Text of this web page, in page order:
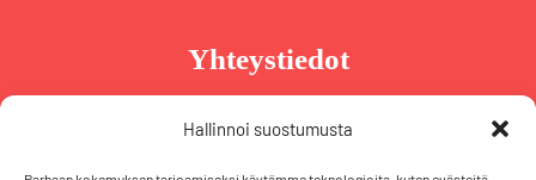
Hallinnoi suostumusta
Yhteystiedot
Taru Reinikainen